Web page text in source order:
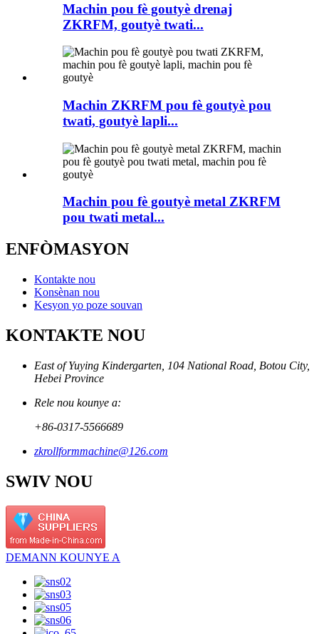
Machin pou fè goutyè drenaj
ZKRFM, goutyè twati...
Machin ZKRFM pou fè goutyè pou
twati, goutyè lapli...
Machin pou fè goutyè metal ZKRFM
pou twati metal...
ENFÒMASYON
Kontakte nou
Konsènan nou
Kesyon yo poze souvan
KONTAKTE NOU
East of Yuying Kindergarten, 104 National Road, Botou City,
Hebei Province
Rele nou kounye a:
+86-0317-5566689
zkrollformmachine@126.com
SWIV NOU
DEMANN KOUNYE A